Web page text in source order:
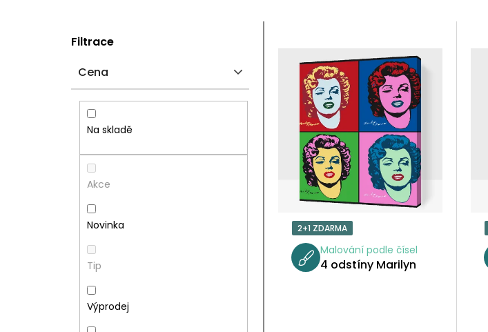
Filtrace
Cena
Na skladě
Akce
Novinka
Tip
Výprodej
2+1 ZDARMA
Malování podle čísel
4 odstíny Marilyn